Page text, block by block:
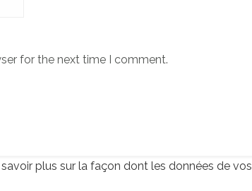
for the next time I comment.
savoir plus sur la façon dont les données de vos